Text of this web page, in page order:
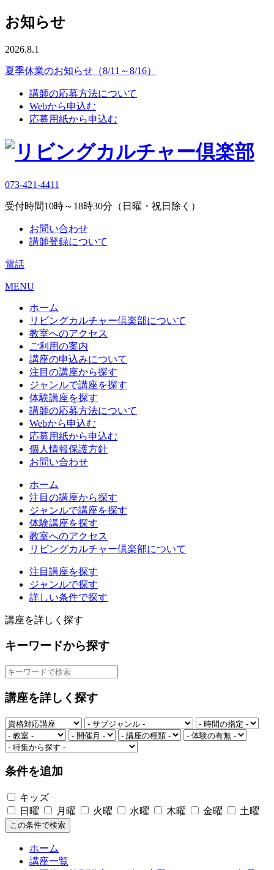
お知らせ
2026.8.1
夏季休業のお知らせ（8/11～8/16）
講師の応募方法について
Webから申込む
応募用紙から申込む
073-421-4411
受付時間10時～18時30分（日曜・祝日除く）
お問い合わせ
講師登録について
電話
MENU
ホーム
リビングカルチャー倶楽部について
教室へのアクセス
ご利用の案内
講座の申込みについて
注目の講座から探す
ジャンルで講座を探す
体験講座を探す
講師の応募方法について
Webから申込む
応募用紙から申込む
個人情報保護方針
お問い合わせ
ホーム
注目の講座から探す
ジャンルで講座を探す
体験講座を探す
教室へのアクセス
リビングカルチャー倶楽部について
注目講座を探す
ジャンルで探す
詳しい条件で探す
講座を詳しく探す
キーワードから探す
講座を詳しく探す
条件を追加
キッズ
日曜
月曜 火曜 水曜 木曜 金曜 土曜
この条件で検索
ホーム
講座一覧